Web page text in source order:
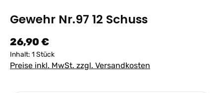
Gewehr Nr.97 12 Schuss
Regulärer Preis:
26,90 €
Inhalt: 1 Stück
Preise inkl. MwSt. zzgl. Versandkosten